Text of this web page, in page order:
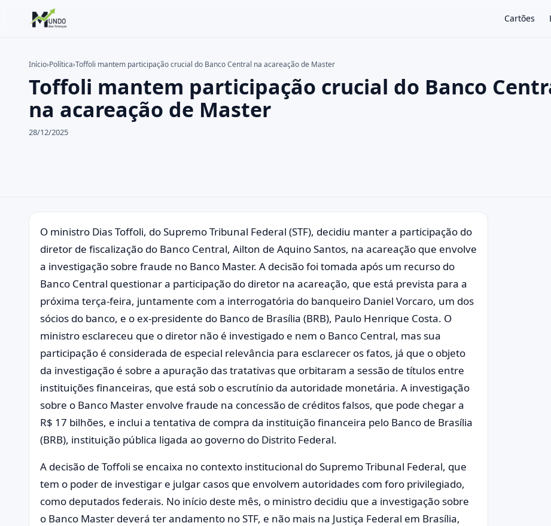
Cartões
Buscar no site ×
Pressione Enter para buscar ou ESC para fechar.
Início›Política›Toffoli mantem participação crucial do Banco Central na acareação de Master
Toffoli mantem participação crucial do Banco
na acareação de Master
28/12/2025
O ministro Dias Toffoli, do Supremo Tribunal Federal (STF), decidiu manter a participação do
diretor de fiscalização do Banco Central, Ailton de Aquino Santos, na acareação que envolve
a investigação sobre fraude no Banco Master. A decisão foi tomada após um recurso do
Banco Central questionar a participação do diretor na acareação, que está prevista para a
próxima terça-feira, juntamente com a interrogatória do banqueiro Daniel Vorcaro, um dos
sócios do banco, e o ex-presidente do Banco de Brasília (BRB), Paulo Henrique Costa. O
ministro esclareceu que o diretor não é investigado e nem o Banco Central, mas sua
participação é considerada de especial relevância para esclarecer os fatos, já que o objeto
da investigação é sobre a apuração das tratativas que orbitaram a sessão de títulos entre
instituições financeiras, que está sob o escrutínio da autoridade monetária. A investigação
sobre o Banco Master envolve fraude na concessão de créditos falsos, que pode chegar a
R$ 17 bilhões, e inclui a tentativa de compra da instituição financeira pelo Banco de Brasília
(BRB), instituição pública ligada ao governo do Distrito Federal.
A decisão de Toffoli se encaixa no contexto institucional do Supremo Tribunal Federal, que
tem o poder de investigar e julgar casos que envolvem autoridades com foro privilegiado,
como deputados federais. No início deste mês, o ministro decidiu que a investigação sobre
o Banco Master deverá ter andamento no STF, e não mais na Justiça Federal em Brasília,